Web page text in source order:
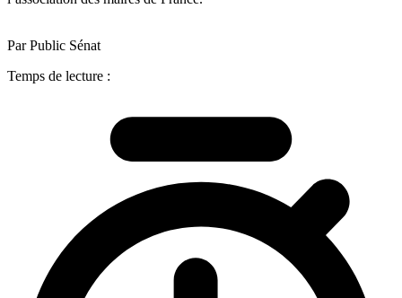
Par Public Sénat
Temps de lecture :